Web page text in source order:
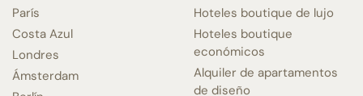
París
Costa Azul
Londres
Ámsterdam
Hoteles boutique de lujo
Hoteles boutique
económicos
Alquiler de apartamentos
de diseño